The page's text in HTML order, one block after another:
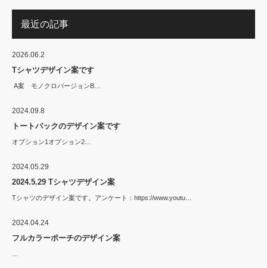
最近の記事
2026.06.2
Tシャツデザイン案です
A案 モノクロバージョンB…
2024.09.8
トートバックのデザイン案です
オプション1オプション2…
2024.05.29
2024.5.29 Tシャツデザイン案
Tシャツのデザイン案です。アンケート：https://www.youtu…
2024.04.24
フルカラーポーチのデザイン案